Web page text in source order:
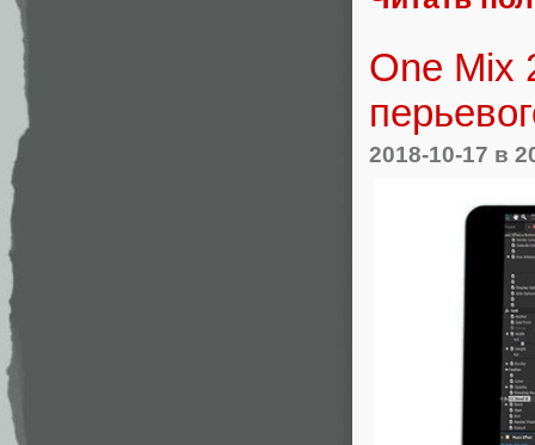
One Mix
2018-10-17 в